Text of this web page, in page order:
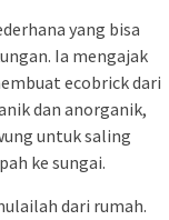
yang bisa
Ia mengajak
ecobrick dari
dan anorganik,
untuk saling
ke sungai.
dari rumah.